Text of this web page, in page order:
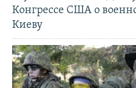
Конгрессе США о
Киеву